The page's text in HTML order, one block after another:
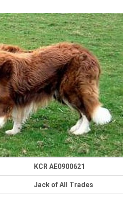
KCR AE0900621
Jack of All Trades